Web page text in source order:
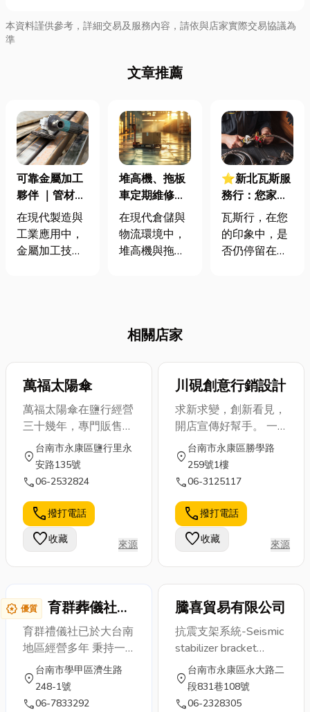
本資料謹供參考，詳細交易及服務內容，請依與店家實際交易協議為
準
文章推薦
可靠金屬加工
夥伴 ｜管材裁
切、電腦沖孔
到焊接，精度
與品質兼具
在現代製造與
工業應用中，
金屬加工技術
式客製化零
件，每個製程
細節都會影響
產品的功能與
美觀度。對於
需要小量客製
化或大批量生
產的客戶而
言，選擇擁有
完整加工流
程、精密控管
的合作...
堆高機、拖板
車定期維修與
保養指南—延
長設備壽命的
秘訣
在現代倉儲與
物流環境中，
堆高機與拖板
還是中小型物
設備的穩定運
作都直接影響
工作效率與安
全性。 然而，
許多企業往往
只在設備發生
維修，忽略了
日常的保養工
⭐新北瓦斯服
務行：您家的
安全與便利，
瓦斯行一手包
辦！
瓦斯行，在您
的印象中，是
否仍停留在單
不中斷，到維
護您用氣安
全，瓦斯行的
專業服務遠超
乎您的想像。
本文將帶您深
入了解這些專
業服務如何保
障您的日常便
利與居家安
全，文末更將
推薦幾...
相關店家
萬福太陽傘
萬福太陽傘在鹽行經營
三十幾年，專門販售製
作太陽傘，產品種類眾
多，歡迎來店參觀選
購。
location_on
台南市永康區鹽行里永
安路135號
call06-2532824
call撥打電話
favorite收藏 來源
川硯創意行銷設計
求新求變，創新看見，
開店宣傳好幫手。 一
通電話可到府服務
location_on
台南市永康區勝學路
259號1樓
call06-3125117
call撥打電話
favorite收藏 來源
award_star 優質
育群葬儀社
(大台南殯葬
服務)
育群禮儀社已於大台南
地區經營多年 秉持一
貫的熱誠， 為大台南
地區的民眾提供專業的
禮儀服務. 並針對不同
location_on
台南市學甲區濟生路
248-1號
call06-7833292
騰喜貿易有限公司
抗震支架系統-Seismic
stabilizer bracket
system 産品認證：Ｆ
Ｍ／ＵＬ 簡介：地震
引起的應力。若消防系
location_on
台南市永康區永大路二
段831巷108號
call06-2328305